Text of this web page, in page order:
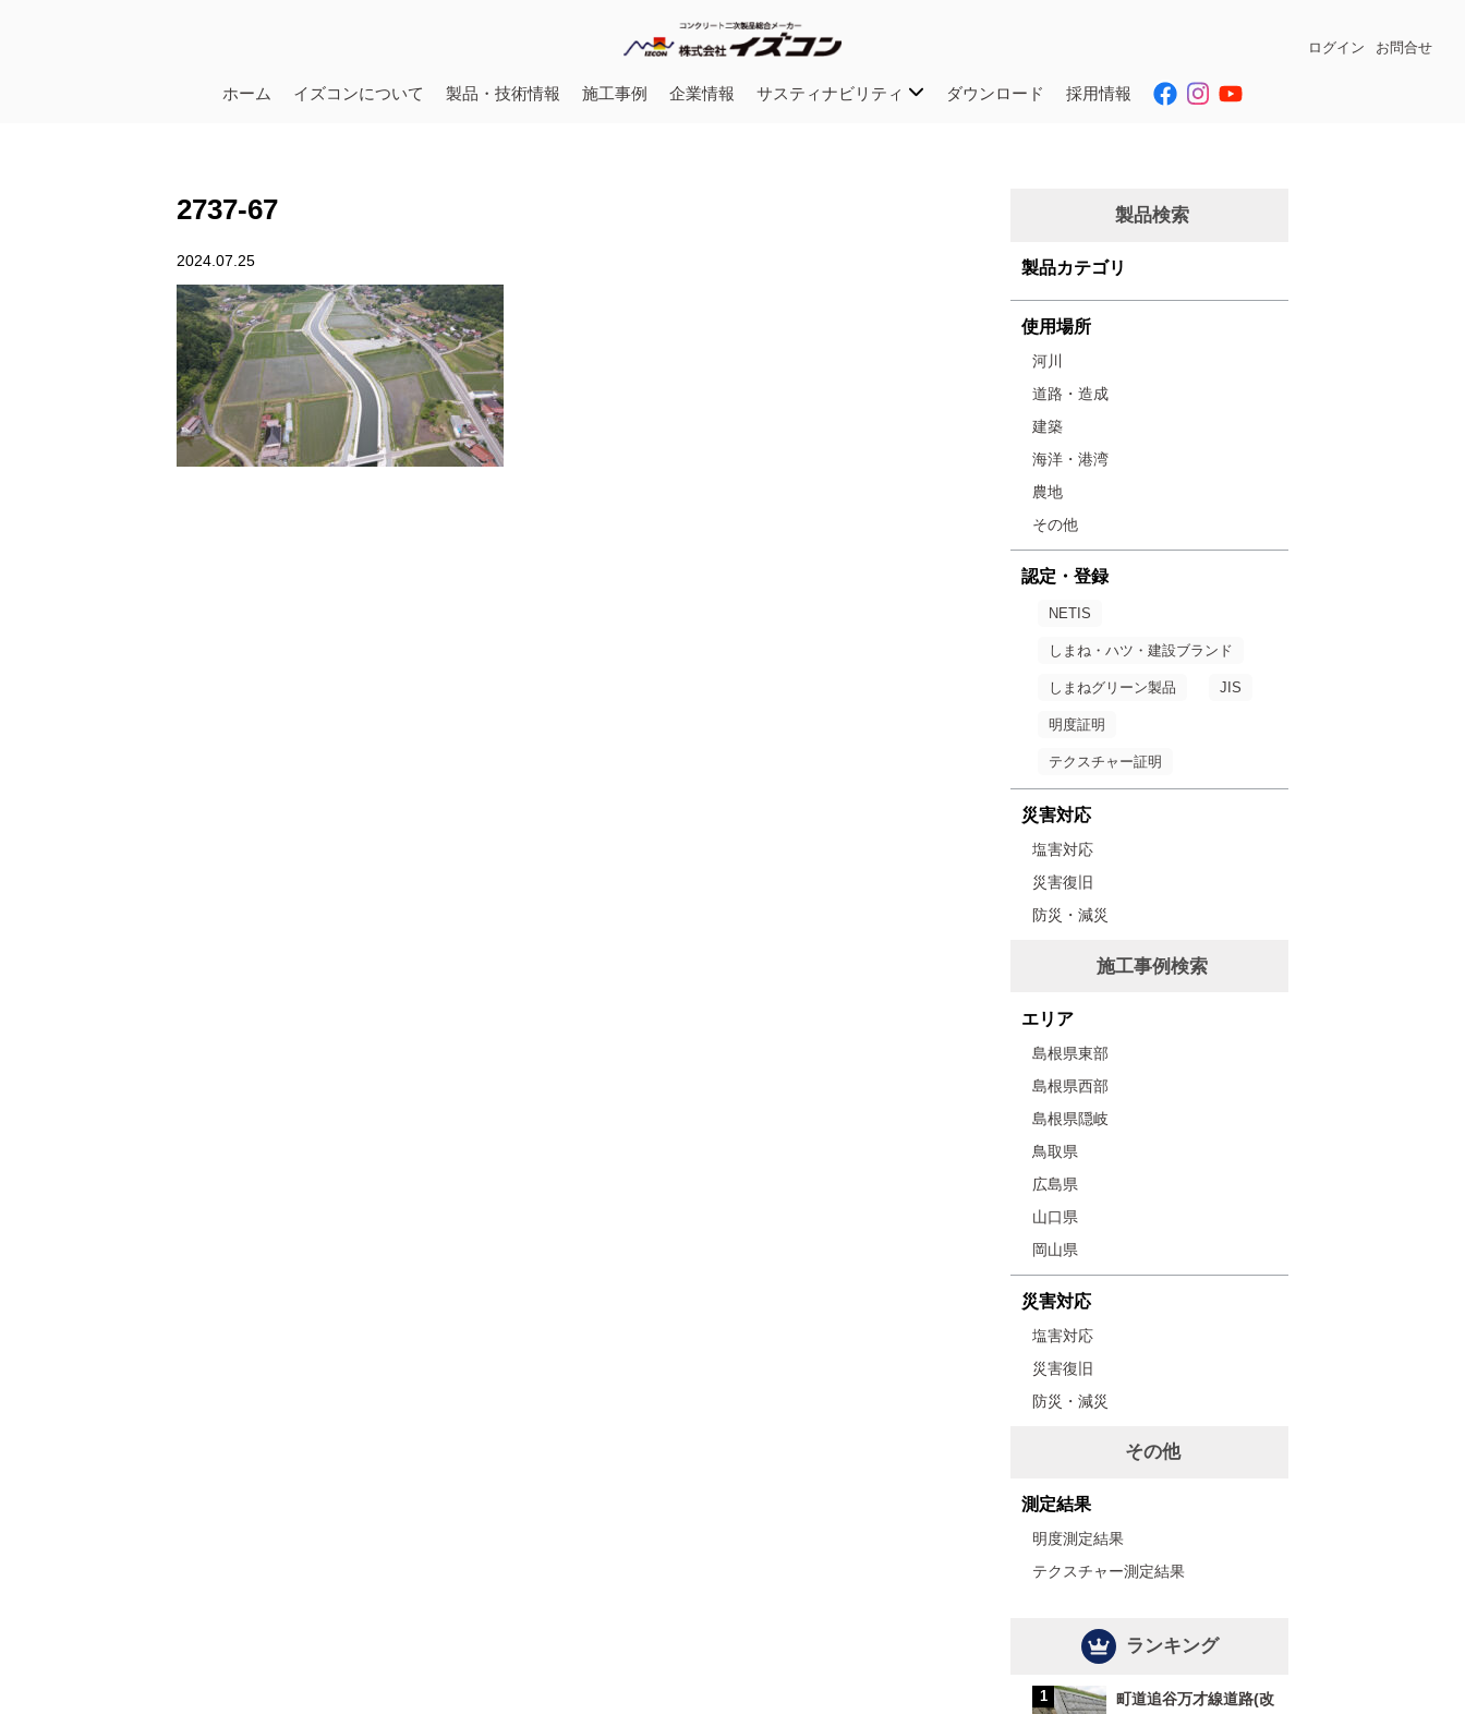
ログイン お問合せ
ホーム イズコンについて 製品・技術情報 施工事例 企業情報 サスティナビリティ ダウンロード 採用情報
2737-67
2024.07.25
製品検索
製品カテゴリ
使用場所
河川
道路・造成
建築
海洋・港湾
農地
その他
認定・登録
NETIS
しまね・ハツ・建設ブランド
しまねグリーン製品 JIS
明度証明
テクスチャー証明
災害対応
塩害対応
災害復旧
防災・減災
施工事例検索
エリア
島根県東部
島根県西部
島根県隠岐
鳥取県
広島県
山口県
岡山県
災害対応
塩害対応
災害復旧
防災・減災
その他
測定結果
明度測定結果
テクスチャー測定結果
ランキング
町道追谷万才線道路(改